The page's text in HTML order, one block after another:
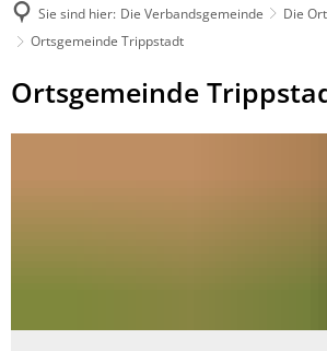
Sie sind hier: Die Verbandsgemeinde
Die
Ortsgemeinde Trippstadt
Ortsgemeinde
Trippstadt
Ortsgemeinde